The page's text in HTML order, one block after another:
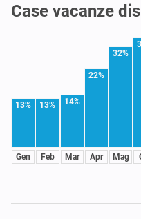
Case vacanze
13%
Gen
13%
Feb
14%
Mar
22%
Apr
32%
Mag